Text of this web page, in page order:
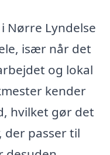
Nørre Lyndelse
især når det
og lokal
kender
hvilket gør det
der passer til